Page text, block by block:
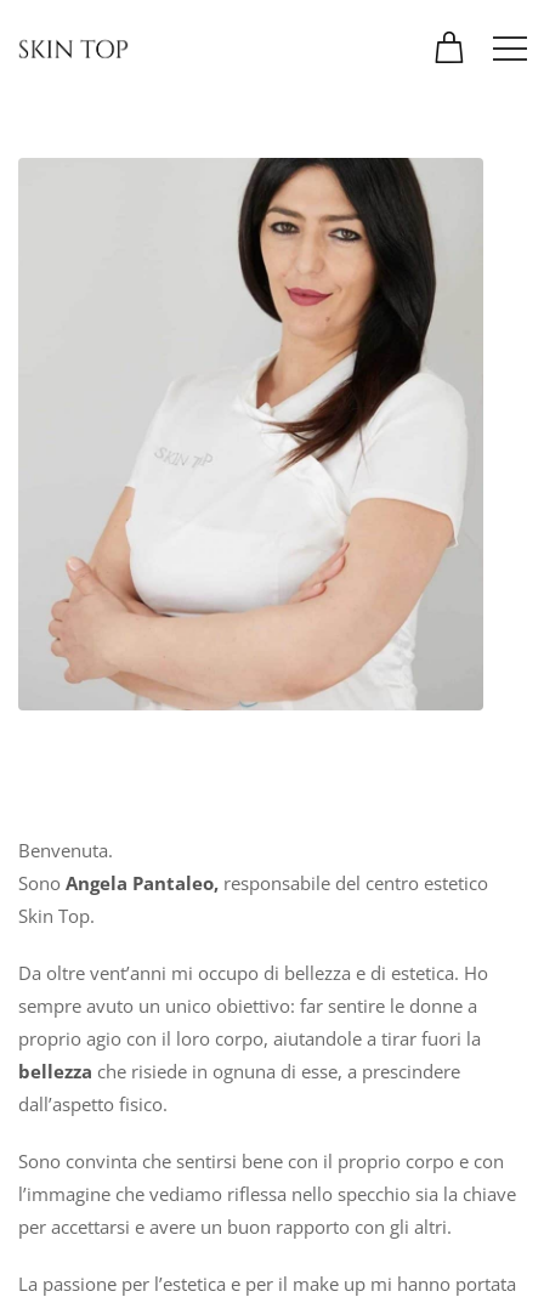
Benvenuta.
Sono Angela Pantaleo, responsabile del centro estetico
Skin Top.
Da oltre vent’anni mi occupo di bellezza e di estetica. Ho
sempre avuto un unico obiettivo: far sentire le donne a
proprio agio con il loro corpo, aiutandole a tirar fuori la
bellezza che risiede in ognuna di esse, a prescindere
dall’aspetto fisico.
Sono convinta che sentirsi bene con il proprio corpo e con
l’immagine che vediamo riflessa nello specchio sia la chiave
per accettarsi e avere un buon rapporto con gli altri.
La passione per l’estetica e per il make up mi hanno portata